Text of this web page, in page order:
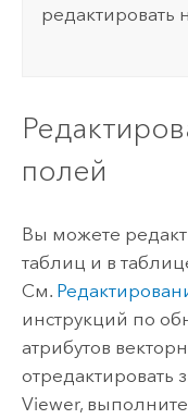
редактировать
полей
Вы можете
таблиц и в
См.
инструкций по
атрибутов
отредактировать
Viewer,